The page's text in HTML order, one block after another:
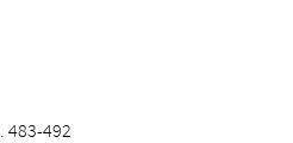
483-492